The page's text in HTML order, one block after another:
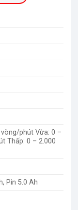
phút Vừa: 0 –
Thấp: 0 – 2.000
Pin 5.0 Ah